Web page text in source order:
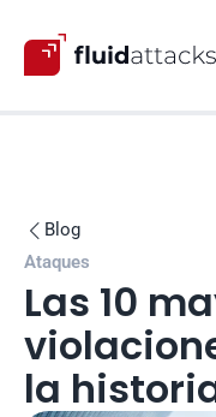
 Blog
Ataques
Las 10
la